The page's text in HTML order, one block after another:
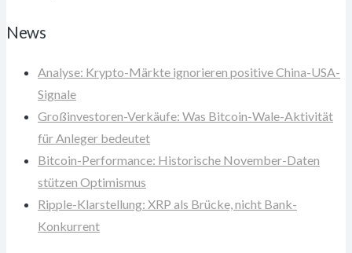
News
Analyse: Krypto-Märkte ignorieren positive China-USA-
Signale
Großinvestoren-Verkäufe: Was Bitcoin-Wale-Aktivität
für Anleger bedeutet
Bitcoin-Performance: Historische November-Daten
stützen Optimismus
Ripple-Klarstellung: XRP als Brücke, nicht Bank-
Konkurrent